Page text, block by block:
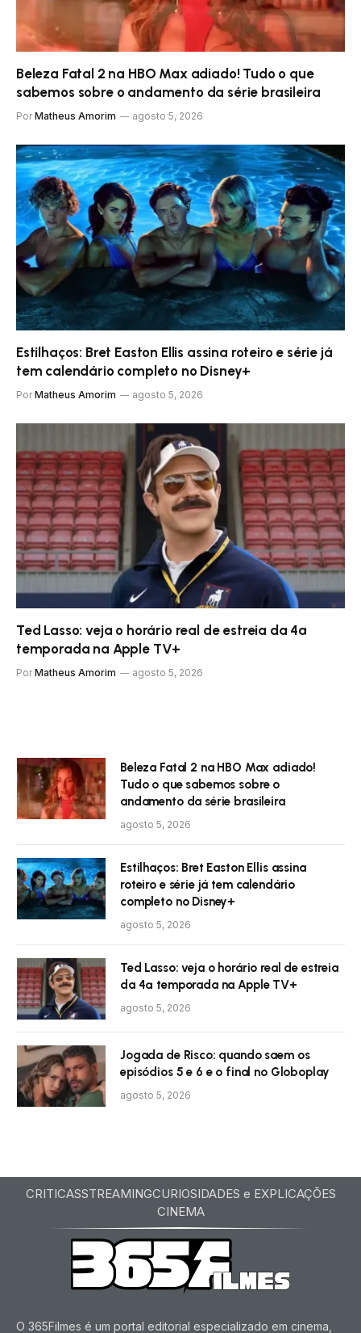
Beleza Fatal 2 na HBO Max adiado! Tudo o que
sabemos sobre o andamento da série brasileira
Por Matheus Amorim agosto 5, 2026
Estilhaços: Bret Easton Ellis assina roteiro e série já
tem calendário completo no Disney+
Por Matheus Amorim agosto 5, 2026
Ted Lasso: veja o horário real de estreia da 4ª
temporada na Apple TV+
Por Matheus Amorim agosto 5, 2026
Beleza Fatal 2 na HBO Max adiado!
Tudo o que sabemos sobre o
andamento da série brasileira
agosto 5, 2026
Estilhaços: Bret Easton Ellis assina
roteiro e série já tem calendário
completo no Disney+
agosto 5, 2026
Ted Lasso: veja o horário real de estreia
da 4ª temporada na Apple TV+
agosto 5, 2026
Jogada de Risco: quando saem os
episódios 5 e 6 e o final no Globoplay
agosto 5, 2026
CRITICASSTREAMINGCURIOSIDADES e EXPLICAÇÕES
CINEMA
O 365Filmes é um portal editorial especializado em cinema,